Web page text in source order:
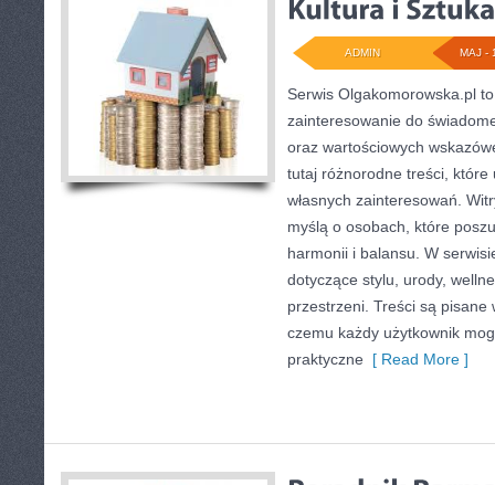
MAJ -
ADMIN
Serwis Olgakomorowska.pl
zainteresowanie do
oraz wartościowych
tutaj różnorodne treści, które
własnych zainteresowań.
myślą o osobach, które
harmonii i balansu. W
dotyczące stylu, urody,
przestrzeni. Treści są pisane
czemu każdy użytkownik
praktyczne [ Read More ]